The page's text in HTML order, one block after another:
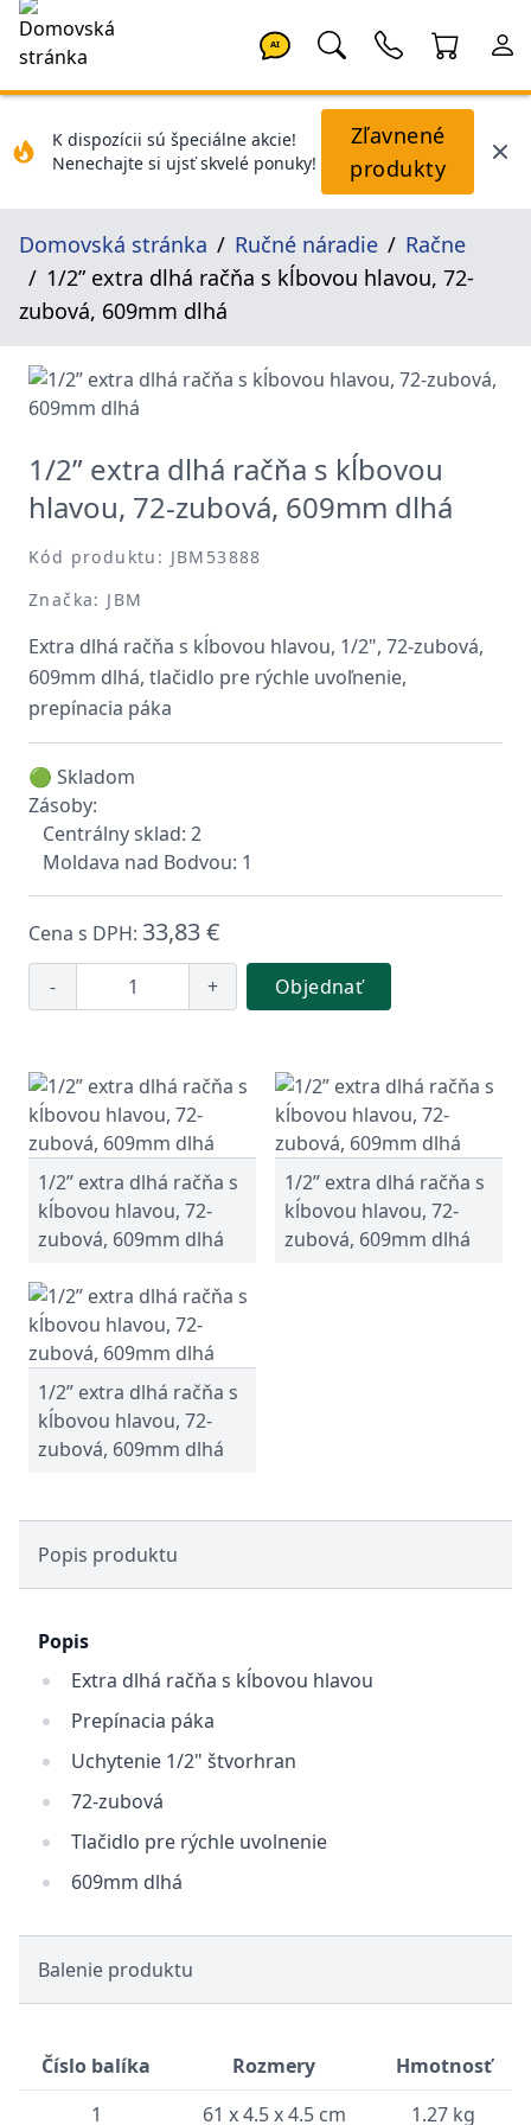
AI
K dispozícii sú špeciálne akcie!
Nenechajte si ujsť skvelé ponuky!
Zľavnené
produkty
Domovská stránka Ručné náradie
Račne
1/2” extra dlhá račňa s kĺbovou hlavou, 72-
zubová, 609mm dlhá
1/2” extra dlhá račňa s kĺbovou
hlavou, 72-zubová, 609mm dlhá
Kód produktu: JBM53888
Značka: JBM
Extra dlhá račňa s kĺbovou hlavou, 1/2", 72-zubová,
609mm dlhá, tlačidlo pre rýchle uvoľnenie,
prepínacia páka
🟢 Skladom
Zásoby:
Centrálny sklad: 2
Moldava nad Bodvou: 1
Cena s DPH: 33,83 €
- + Objednať
1/2” extra dlhá račňa s
kĺbovou hlavou, 72-
zubová, 609mm dlhá
1/2” extra dlhá račňa s
kĺbovou hlavou, 72-
zubová, 609mm dlhá
1/2” extra dlhá račňa s
kĺbovou hlavou, 72-
zubová, 609mm dlhá
Popis produktu
Popis
Extra dlhá račňa s kĺbovou hlavou
Prepínacia páka
Uchytenie 1/2" štvorhran
72-zubová
Tlačidlo pre rýchle uvolnenie
609mm dlhá
Balenie produktu
Číslo balíka Rozmery
Hmotnosť
1
61 x 4.5 x 4.5 cm 1.27 kg